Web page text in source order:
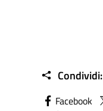
Condividi:
Facebook